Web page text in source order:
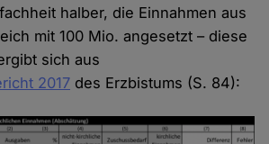
halber, die Einnahmen aus
mit 100 Mio. angesetzt – diese
sich aus
2017 des Erzbistums (S. 84):